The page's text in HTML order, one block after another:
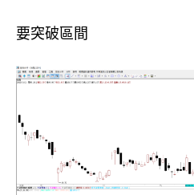
要突破區間